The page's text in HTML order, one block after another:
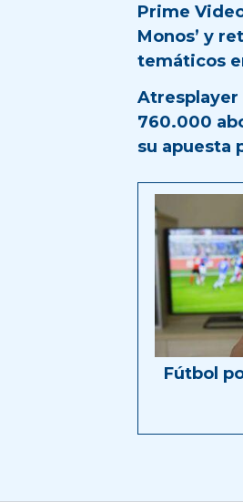
Prime
Monos’ y
temáticos
Atresplayer
760.000
su apuesta
Fútbol